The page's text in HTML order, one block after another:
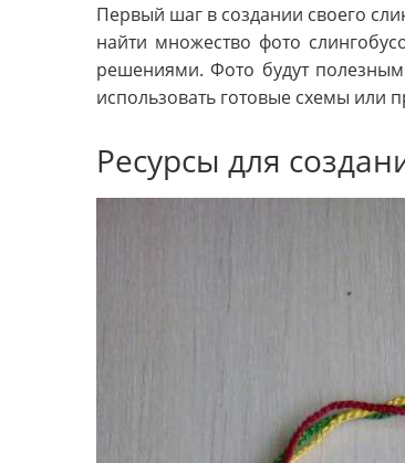
Первый шаг в создании своего
найти множество фото
решениями. Фото будут
использовать готовые схемы или
Ресурсы для